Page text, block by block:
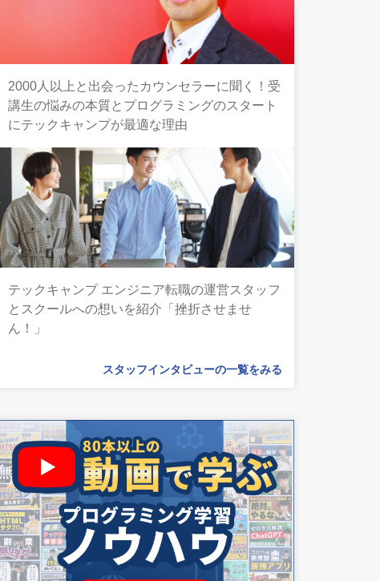
2000人以上と出会ったカウンセラーに聞く！受
講生の悩みの本質とプログラミングのスタート
にテックキャンプが最適な理由
テックキャンプ エンジニア転職の運営スタッフ
とスクールへの想いを紹介「挫折させませ
ん！」
スタッフインタビューの一覧をみる